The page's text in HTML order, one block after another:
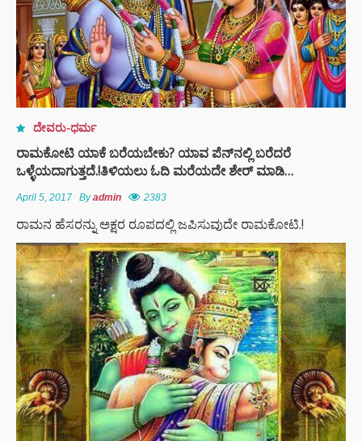
ದೇವರು-ಧರ್ಮ
ರಾಮಕೋಟಿ ಯಾಕೆ ಬರೆಯಬೇಕು? ಯಾವ ಪೆನ್‌ನಲ್ಲಿ ಬರೆದರೆ
ಒಳ್ಳೆಯದಾಗುತ್ತದೆ.!ತಿಳಿಯಲು ಓದಿ ಮರೆಯದೇ ಶೇರ್ ಮಾಡಿ…
April 5, 2017 Byadmin 2383
ರಾಮನ ಹೆಸರನ್ನು ಅಕ್ಷರ ರೂಪದಲ್ಲಿ ಜಪಿಸುವುದೇ ರಾಮಕೋಟಿ.!